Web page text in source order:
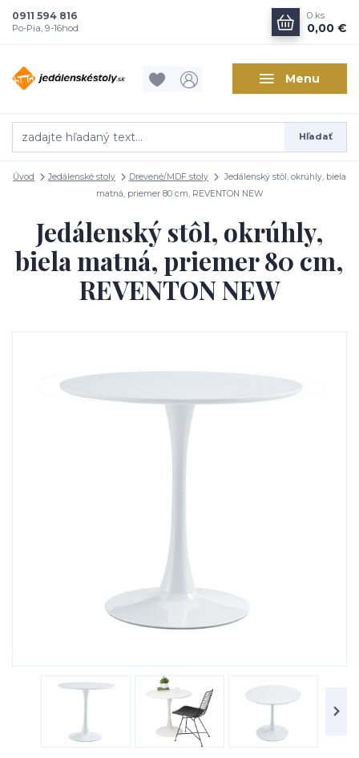
Menu
Hľadať
0911 594 816
Po-Pia, 9-16hod
0 ks
0,00 €
Úvod Jedálenské stoly Drevené/MDF stoly
Jedálenský stôl, okrúhly, biela
matná, priemer 80 cm, REVENTON NEW
Jedálenský stôl, okrúhly,
biela matná, priemer 80 cm,
REVENTON NEW